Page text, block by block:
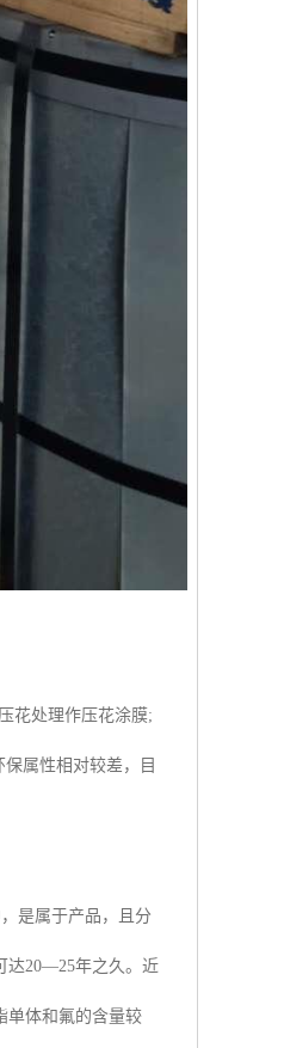
花处理作压花涂膜;
属性相对较差，目
是属于产品，且分
达20—25年之久。近
单体和氟的含量较